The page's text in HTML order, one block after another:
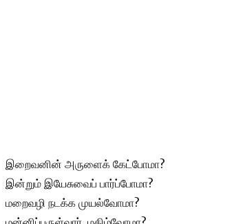
இறைவனின் அருளைக் கேட்போமா?
இன்றும் இயேசுவைப் பார்ப்போமா?
மறைவழி நடக்க முயல்வோமா?